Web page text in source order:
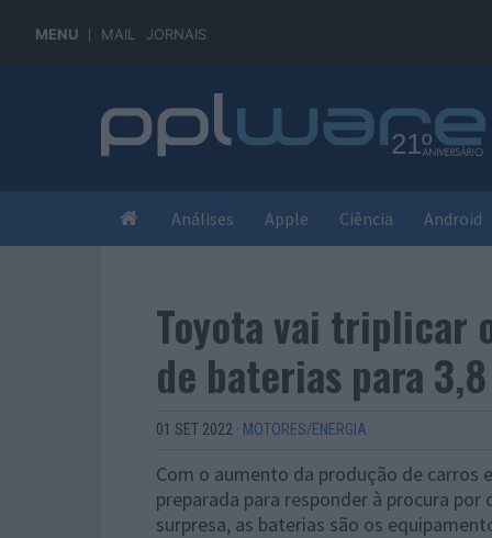
MENU MAIL JORNAIS
Análises Apple Ciência Android
Toyota vai triplicar
de baterias para
01 SET 2022 · MOTORES/ENERGIA
Com o aumento da produção de carros
preparada para responder à procura
surpresa, as baterias são os